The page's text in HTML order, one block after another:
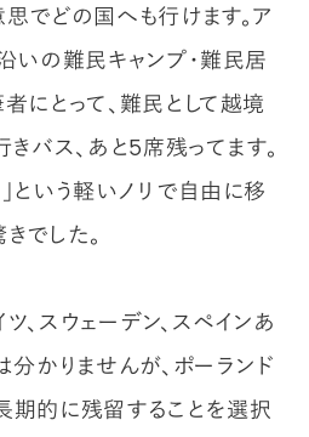
でどの国へも行けます。ア
いの難民キャンプ・難民居
にとって、難民として越境
きバス、あと5席残ってます。
という軽いノリで自由に移
でした。
、スウェーデン、スペインあ
分かりませんが、ポーランド
期的に残留することを選択